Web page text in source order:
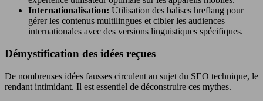
Internationalisation: Utilisation des balises hreflang pour
gérer les contenus multilingues et cibler les audiences
internationales avec des versions linguistiques spécifiques.
Démystification des idées reçues
De nombreuses idées fausses circulent au sujet du SEO technique, le
rendant intimidant. Il est essentiel de déconstruire ces mythes.